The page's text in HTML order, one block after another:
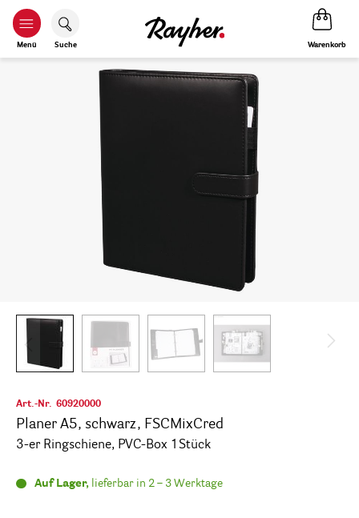
Menü Suche Warenkorb
Art.-Nr. 60920000
Planer A5, schwarz, FSCMixCred
3-er Ringschiene, PVC-Box 1Stück
Auf Lager, lieferbar in 2 – 3 Werktage